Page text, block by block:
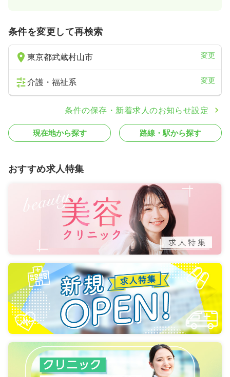
条件を変更して再検索
東京都武蔵村山市 変更
介護・福祉系 変更
条件の保存・新着求人のお知らせ設定
現在地から探す 路線・駅から探す
おすすめ求人特集